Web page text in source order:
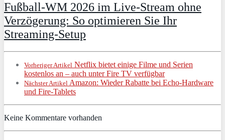
Fußball-WM 2026 im Live-Stream ohne
Verzögerung: So optimieren Sie Ihr
Streaming-Setup
Vorheriger Artikel Netflix bietet einige Filme und Serien
kostenlos an – auch unter Fire TV verfügbar
Nächster Artikel Amazon: Wieder Rabatte bei Echo-Hardware
und Fire-Tablets
Keine Kommentare vorhanden